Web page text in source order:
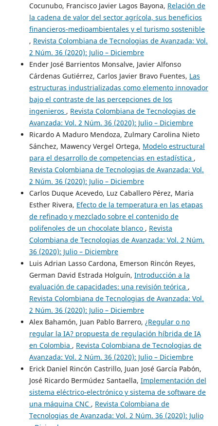
Cocunubo, Francisco Javier Lagos Bayona, Relación de
la cadena de valor del sector agrícola, sus beneficios
financieros-medioambientales y el turismo sostenible
, Revista Colombiana de Tecnologias de Avanzada: Vol.
2 Núm. 36 (2020): Julio – Diciembre
Ender José Barrientos Monsalve, Javier Alfonso
Cárdenas Gutiérrez, Carlos Javier Bravo Fuentes, Las
estructuras industrializadas como elemento innovador
bajo el contraste de las percepciones de los
ingenieros , Revista Colombiana de Tecnologias de
Avanzada: Vol. 2 Núm. 36 (2020): Julio – Diciembre
Ricardo A Maduro Mendoza, Zulmary Carolina Nieto
Sánchez, Mawency Vergel Ortega, Modelo estructural
para el desarrollo de competencias en estadística ,
Revista Colombiana de Tecnologias de Avanzada: Vol.
2 Núm. 36 (2020): Julio – Diciembre
Carlos Duque Acevedo, Luz Caballero Pérez, Maria
Esther Rivera, Efecto de la temperatura en las etapas
de refinado y mezclado sobre el contenido de
polifenoles de un chocolate blanco , Revista
Colombiana de Tecnologias de Avanzada: Vol. 2 Núm.
36 (2020): Julio – Diciembre
Luis Adrian Lasso Cardona, Emerson Rincón Reyes,
German David Estrada Holguín, Introducción a la
evaluación de capacidades: una revisión teórica ,
Revista Colombiana de Tecnologias de Avanzada: Vol.
2 Núm. 36 (2020): Julio – Diciembre
Alex Bahamón, Juan Pablo Barrero, ¿Regular o no
regular la IA? propuesta de regulación híbrida de IA
en Colombia , Revista Colombiana de Tecnologias de
Avanzada: Vol. 2 Núm. 36 (2020): Julio – Diciembre
Erick Daniel Rincón Castrillo, Juan José García Pabón,
José Ricardo Bermúdez Santaella, Implementación del
sistema eléctrico-electrónico y sistema de software de
una máquina CNC , Revista Colombiana de
Tecnologias de Avanzada: Vol. 2 Núm. 36 (2020): Julio